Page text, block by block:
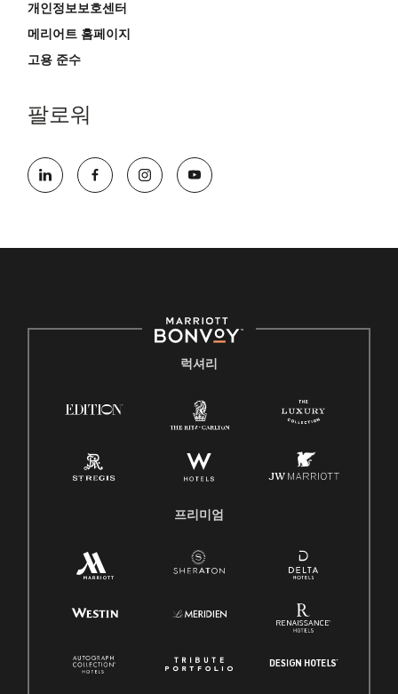
개인정보보호센터
메리어트 홈페이지
고용 준수
팔로워
럭셔리
프리미엄